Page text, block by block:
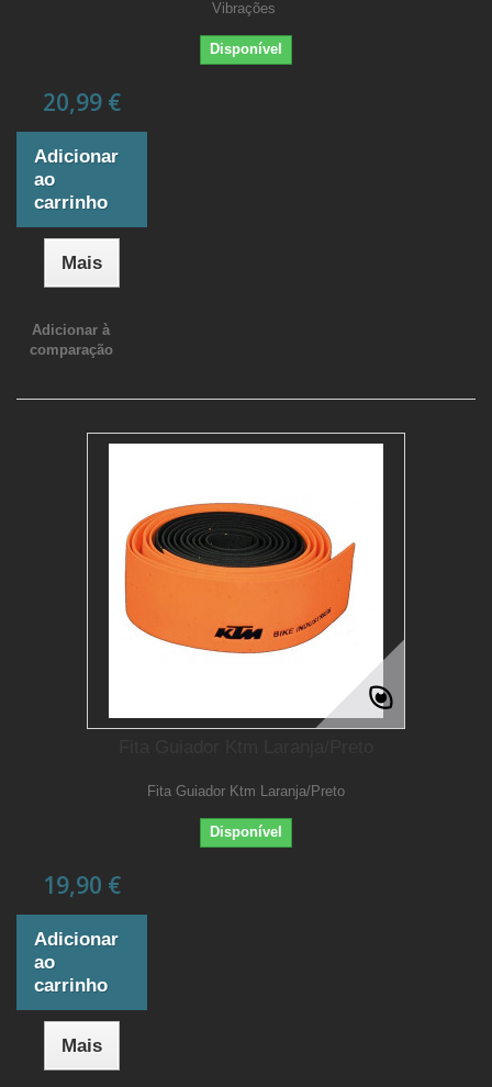
Vibrações
Disponível
20,99 €
Adicionar
ao
carrinho
Mais
Adicionar à
comparação
Fita Guiador Ktm Laranja/Preto
Disponível
19,90 €
Adicionar
ao
carrinho
Mais